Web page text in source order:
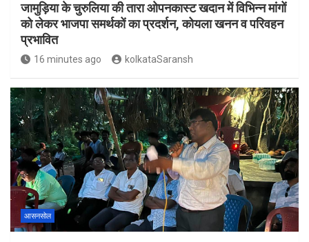
जामुड़िया के चुरुलिया की तारा ओपनकास्ट खदान में विभिन्न मांगों
को लेकर भाजपा समर्थकों का प्रदर्शन, कोयला खनन व परिवहन
प्रभावित
16 minutes ago kolkataSaransh
आसनसोल